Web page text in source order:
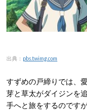
出典： pbs.twimg.com
すずめの戸締りでは、
芽と草太がダイジンを
手へと旅をするのです